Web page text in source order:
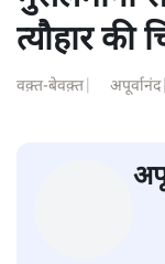
त्यौहार की
वक़्त-बेवक़्त अपूर्वानंद|